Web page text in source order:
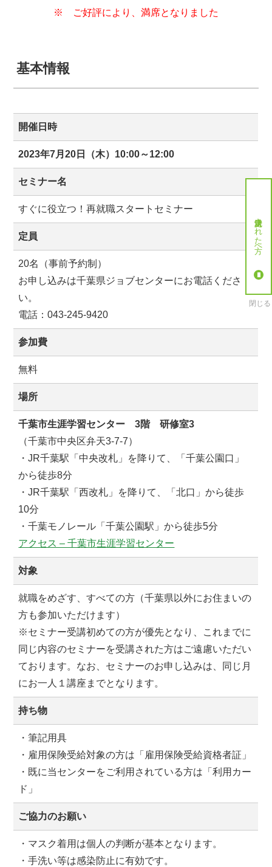
※ ご好評により、満席となりました
基本情報
開催日時
2023年7月20日（木）10:00～12:00
セミナー名
すぐに役立つ！再就職スタートセミナー
定員
20名（事前予約制）
お申し込みは千葉県ジョブセンターにお電話くださ
い。
電話：043-245-9420
参加費
無料
場所
千葉市生涯学習センター 3階 研修室3
（千葉市中央区弁天3-7-7）
・JR千葉駅「中央改札」を降りて、「千葉公園口」
から徒歩8分
・JR千葉駅「西改札」を降りて、「北口」から徒歩
10分
・千葉モノレール「千葉公園駅」から徒歩5分
アクセス – 千葉市生涯学習センター
対象
就職をめざす、すべての方（千葉県以外にお住まいの
方も参加いただけます）
※セミナー受講初めての方が優先となり、これまでに
同じ内容のセミナーを受講された方はご遠慮いただい
ております。なお、セミナーのお申し込みは、同じ月
にお一人１講座までとなります。
持ち物
・筆記用具
・雇用保険受給対象の方は「雇用保険受給資格者証」
・既に当センターをご利用されている方は「利用カー
ド」
ご協力のお願い
・マスク着用は個人の判断が基本となります。
・手洗い等は感染防止に有効です。
就労決定された方へ
閉じる